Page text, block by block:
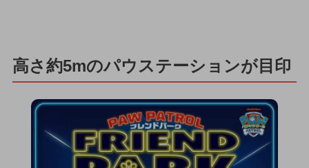
高さ約5mのパウステーションが目印